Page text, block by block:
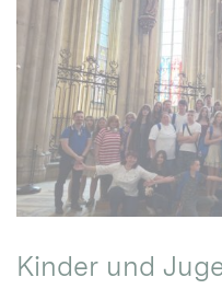
Kinder und